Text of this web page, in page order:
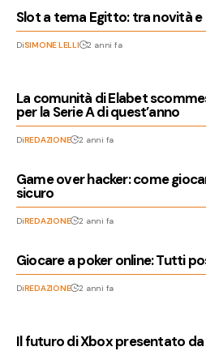
Slot a tema Egitto: tra novità
DiSIMONE LELLI 2 anni fa
La comunità di Elabet
per la Serie A di quest’anno
DiREDAZIONE 2 anni fa
Game over hacker: come
sicuro
DiREDAZIONE 2 anni fa
Giocare a poker online: Tutti
DiREDAZIONE 2 anni fa
Il futuro di Xbox presentato da